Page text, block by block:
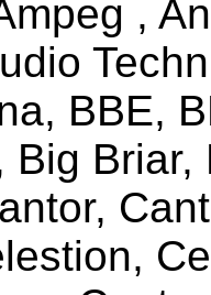
,
BBE,
Big